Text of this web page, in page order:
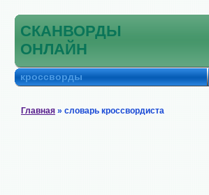
СКАНВОРДЫ
ОНЛАЙН
кроссворды
Главная » словарь кроссвордиста